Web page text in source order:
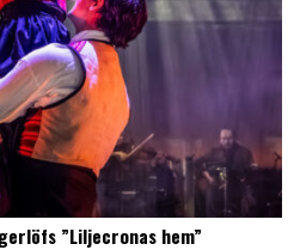
”Liljecronas hem”